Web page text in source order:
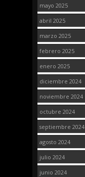
mayo 2025
abril 2025
marzo 2025
febrero 2025
enero 2025
diciembre 2024
noviembre 2024
octubre 2024
septiembre 2024
agosto 2024
julio 2024
junio 2024